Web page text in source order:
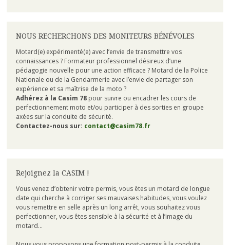
NOUS RECHERCHONS DES MONITEURS BÉNÉVOLES
Motard(e) expérimenté(e) avec l’envie de transmettre vos
connaissances ? Formateur professionnel désireux d’une
pédagogie nouvelle pour une action efficace ? Motard de la Police
Nationale ou de la Gendarmerie avec l’envie de partager son
expérience et sa maîtrise de la moto ?
Adhérez à la Casim 78pour suivre ou encadrer les cours de
perfectionnement moto et/ou participer à des sorties en groupe
axées sur la conduite de sécurité.
Contactez-nous sur: contact@casim78.fr
Rejoignez la CASIM !
Vous venez d’obtenir votre permis, vous êtes un motard de longue
date qui cherche à corriger ses mauvaises habitudes, vous voulez
vous remettre en selle après un long arrêt, vous souhaitez vous
perfectionner, vous êtes sensible à la sécurité et à l’image du
motard…